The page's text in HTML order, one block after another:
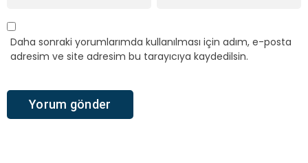
Daha sonraki yorumlarımda kullanılması için adım, e-posta
adresim ve site adresim bu tarayıcıya kaydedilsin.